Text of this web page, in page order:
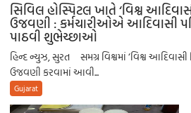
સિવિલ હોસ્પિટલ ખાતે ‘વિશ્વ
ઉજવણી : કર્મચારીઓએ આદિવાસી
પાઠવી શુભેચ્છાઓ
હિન્દ ન્યુઝ, સુરત સમગ્ર વિશ્વમાં ‘વિશ્વ
ઉજવણી કરવામાં આવી...
Gujarat